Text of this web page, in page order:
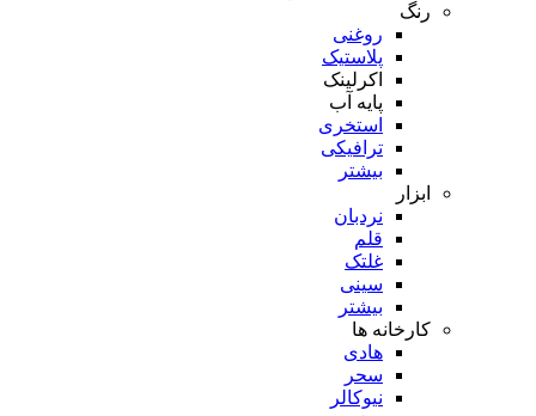
رنگ
روغنی
پلاستیک
اکرلینک
پایه آب
استخری
ترافیکی
بیشتر
ابزار
نردبان
قلم
غلتک
سینی
بیشتر
کارخانه ها
هادی
سحر
نیوکالر